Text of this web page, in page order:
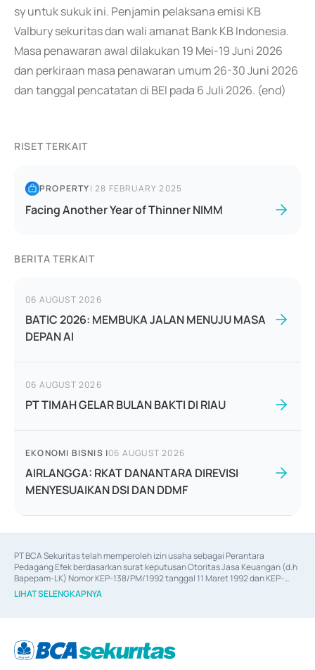
sy untuk sukuk ini. Penjamin pelaksana emisi KB
Valbury sekuritas dan wali amanat Bank KB Indonesia.
Masa penawaran awal dilakukan 19 Mei-19 Juni 2026
dan perkiraan masa penawaran umum 26-30 Juni 2026
dan tanggal pencatatan di BEI pada 6 Juli 2026. (end)
RISET TERKAIT
PROPERTY|28 FEBRUARY 2025
Facing Another Year of Thinner NIMM
BERITA TERKAIT
06 AUGUST 2026
BATIC 2026: MEMBUKA JALAN MENUJU MASA
DEPAN AI
06 AUGUST 2026
PT TIMAH GELAR BULAN BAKTI DI RIAU
EKONOMI BISNIS |06 AUGUST 2026
AIRLANGGA: RKAT DANANTARA DIREVISI
MENYESUAIKAN DSI DAN DDMF
PT BCA Sekuritas telah memperoleh izin usaha sebagai Perantara
Pedagang Efek berdasarkan surat keputusan Otoritas Jasa Keuangan (d.h
Bapepam-LK) Nomor KEP-138/PM/1992 tanggal 11 Maret 1992 dan KEP-
06/D.04/2014 tanggal 28 Februari 2014, izin usaha sebagai Penjamin Emisi
Efek berdasarkan surat keputusan Otoritas Jasa Keuangan Nomor KEP-
berdasarkan surat keputusan Otoritas Jasa Keuangan Nomor S-
67/PM.21/2017 tanggal 3 Februari 2017, dan beberapa izin usaha lainnya
LIHAT SELENGKAPNYA